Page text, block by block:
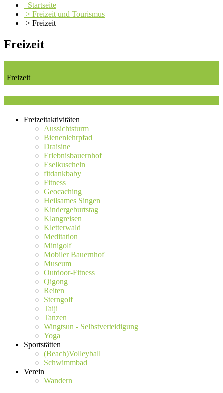
Startseite
> Freizeit und Tourismus
> Freizeit
Freizeit
Freizeit
Freizeitaktivitäten
Aussichtsturm
Bienenlehrpfad
Draisine
Erlebnisbauernhof
Eselkuscheln
fitdankbaby
Fitness
Geocaching
Heilsames Singen
Kindergeburtstag
Klangreisen
Kletterwald
Meditation
Minigolf
Mobiler Bauernhof
Museum
Outdoor-Fitness
Qigong
Reiten
Sterngolf
Taiji
Tanzen
Wingtsun - Selbstverteidigung
Yoga
Sportstätten
(Beach)Volleyball
Schwimmbad
Verein
Wandern